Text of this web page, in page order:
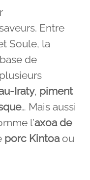
Entre
Soule, la
de
Iraty, piment
… Mais aussi
l’axoa de
porc Kintoaou